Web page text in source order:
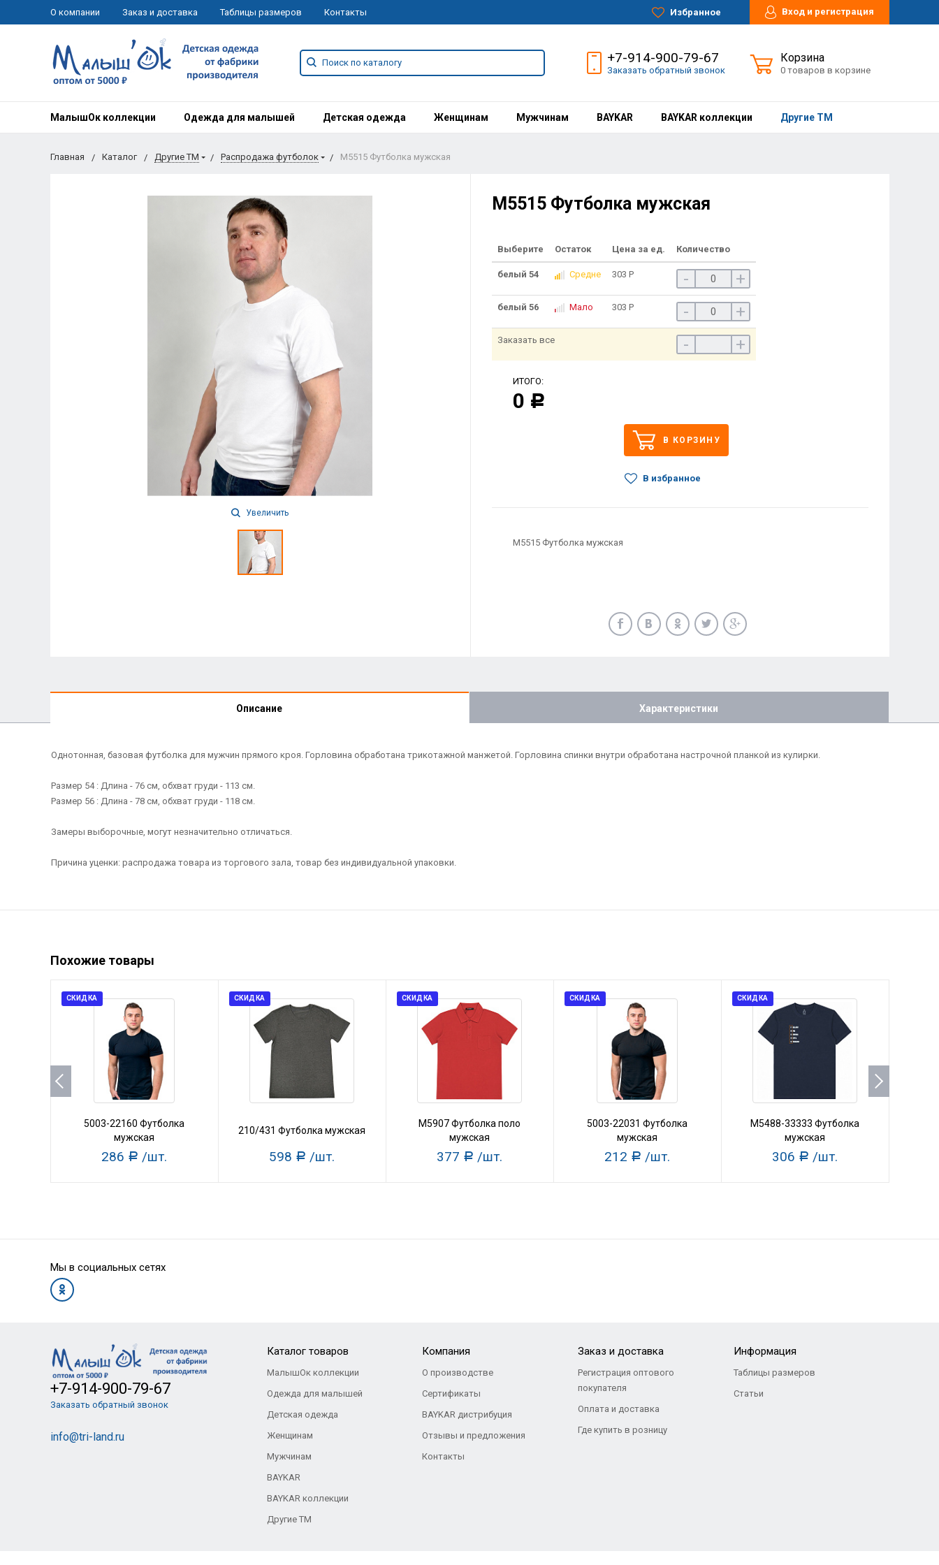
О компании Заказ и доставка Таблицы размеров Контакты Избранное Вход и регистрация
+7-914-900-79-67
Заказать обратный звонок
Корзина
0 товаров в корзине
МалышОк коллекции Одежда для малышей Детская одежда Женщинам Мужчинам BAYKAR BAYKAR коллекции Другие ТМ
Главная Каталог Другие ТМ Распродажа футболок M5515 Футболка мужская
Увеличить
M5515 Футболка мужская
Выберите Остаток Цена за ед. Количество
белый 54 Средне 303 Р - +
белый 56 Мало 303 Р - +
- +
ИТОГО:
0 Р
В КОРЗИНУ
В избранное
M5515 Футболка мужская
Описание Характеристики
Однотонная, базовая футболка для мужчин прямого кроя. Горловина обработана трикотажной манжетой. Горловина спинки внутри обработана настрочной планкой из кулирки.
Размер 54 : Длина - 76 см, обхват груди - 113 см.
Размер 56 : Длина - 78 см, обхват груди - 118 см.
Замеры выборочные, могут незначительно отличаться.
Причина уценки: распродажа товара из торгового зала, товар без индивидуальной упаковки.
Похожие товары
СКИДКА
5003-22160 Футболка
мужская
286 Р /шт.
СКИДКА
210/431 Футболка мужская
598 Р /шт.
СКИДКА
M5907 Футболка поло
мужская
377 Р /шт.
СКИДКА
5003-22031 Футболка
мужская
212 Р /шт.
СКИДКА
M5488-33333 Футболка
мужская
306 Р /шт.
Мы в социальных сетях
+7-914-900-79-67
Заказать обратный звонок
info@tri-land.ru
Каталог товаров
МалышОк коллекции
Одежда для малышей
Детская одежда
Женщинам
Мужчинам
BAYKAR
BAYKAR коллекции
Другие ТМ
Компания
О производстве
Сертификаты
BAYKAR дистрибуция
Отзывы и предложения
Контакты
Заказ и доставка
Регистрация оптового
покупателя
Оплата и доставка
Где купить в розницу
Информация
Таблицы размеров
Статьи